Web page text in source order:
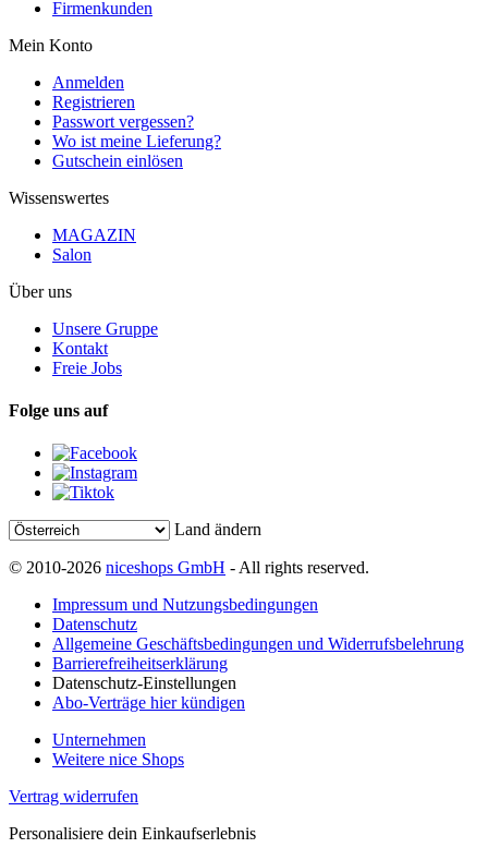
Firmenkunden
Mein Konto
Anmelden
Registrieren
Passwort vergessen?
Wo ist meine Lieferung?
Gutschein einlösen
Wissenswertes
MAGAZIN
Salon
Über uns
Unsere Gruppe
Kontakt
Freie Jobs
Folge uns auf
Land ändern
© 2010-2026 niceshops GmbH - All rights reserved.
Impressum und Nutzungsbedingungen
Datenschutz
Allgemeine Geschäftsbedingungen und Widerrufsbelehrung
Barrierefreiheitserklärung
Datenschutz-Einstellungen
Abo-Verträge hier kündigen
Unternehmen
Weitere nice Shops
Vertrag widerrufen
Personalisiere dein Einkaufserlebnis